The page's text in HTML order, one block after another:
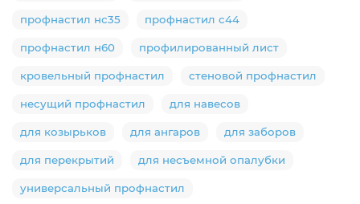
профнастил нс35 профнастил с44
профнастил н60 профилированный лист
кровельный профнастил стеновой профнастил
несущий профнастил для навесов
для козырьков для ангаров для заборов
для перекрытий для несъемной опалубки
универсальный профнастил